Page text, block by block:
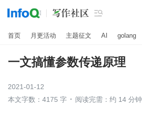

首页 月更活动 主题征文 AI golang
一文搞懂参数传递原理
2021-01-12
本文字数：4175 字
阅读完需：约 14 分钟